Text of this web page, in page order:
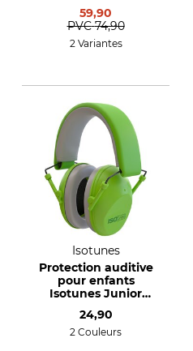
59,90
PVC 74,90
2 Variantes
Isotunes
Protection auditive
pour enfants
Isotunes Junior
24,90
2 Couleurs